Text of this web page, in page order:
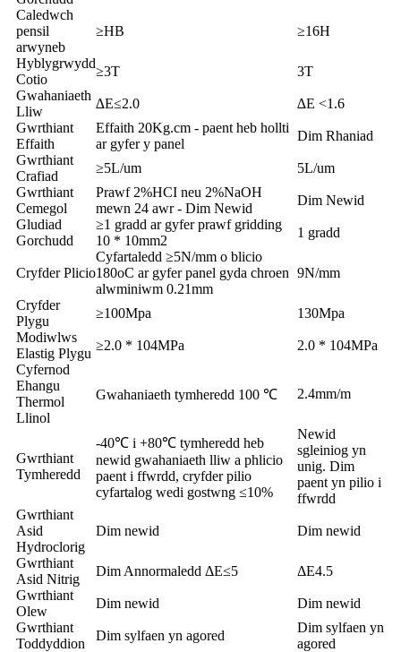
Caledwch
pensil
arwyneb
≥HB ≥16H
Hyblygrwydd
Cotio
≥3T
3T
Gwahaniaeth
Lliw
∆E≤2.0
∆E <1.6
Gwrthiant
Effaith
Effaith 20Kg.cm - paent heb hollti
ar gyfer y panel
Dim Rhaniad
Gwrthiant
Crafiad
≥5L/um
5L/um
Gwrthiant
Cemegol
Prawf 2%HCI neu 2%NaOH
mewn 24 awr - Dim Newid
Dim Newid
Gludiad
Gorchudd
≥1 gradd ar gyfer prawf gridding
10 * 10mm2
1 gradd
Cryfder Plicio
Cyfartaledd ≥5N/mm o blicio
180oC ar gyfer panel gyda chroen
alwminiwm 0.21mm
9N/mm
Cryfder
Plygu
≥100Mpa
130Mpa
Modiwlws
Elastig Plygu
≥2.0 * 104MPa
2.0 * 104MPa
Cyfernod
Ehangu
Thermol
Llinol
Gwahaniaeth tymheredd 100 ℃ 2.4mm/m
Gwrthiant
Tymheredd
-40℃ i +80℃ tymheredd heb
newid gwahaniaeth lliw a phlicio
paent i ffwrdd, cryfder pilio
cyfartalog wedi gostwng ≤10%
Newid
sgleiniog yn
unig. Dim
paent yn pilio i
ffwrdd
Gwrthiant
Asid
Hydroclorig
Dim newid Dim newid
Gwrthiant
Asid Nitrig
Dim Annormaledd ΔE≤5
ΔE4.5
Gwrthiant
Olew
Dim newid
Dim newid
Gwrthiant
Toddyddion
Dim sylfaen yn agored
Dim sylfaen yn
agored